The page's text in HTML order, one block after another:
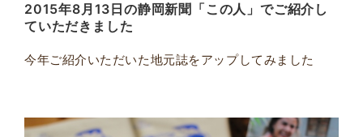
2015年8月13日の静岡新聞「この人」でご紹介し
ていただきました
今年ご紹介いただいた地元誌をアップしてみました